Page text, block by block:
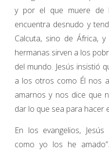
y por el que muere de
encuentra desnudo y
Calcuta, sino de África,
hermanas sirven a los
del mundo. Jesús insistió
a los otros como Él nos
amarnos y nos dice que
dar lo que sea para hacer
En los evangelios, Jesús
como yo los he